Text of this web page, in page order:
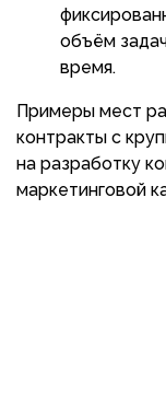
объём
время.
Примеры мест
контракты с
на разработку
маркетинговой